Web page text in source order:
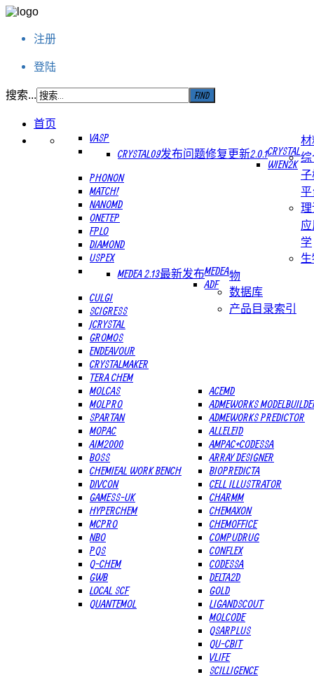
注册
登陆
搜索...
首页
材
VASP
CRYSTAL
CRYSTAL09发布问题修复更新2.0.1
WIEN2K
PHONON
MATCH!
NANOMD
ONETEP
FPLO
DIAMOND
USPEX
综
子
平
MEDEA
MEDEA 2.13最新发布
ADF
CULGI
SCIGRESS
JCRYSTAL
GROMOS
ENDEAVOUR
CRYSTALMAKER
TERA CHEM
理
学
MOLCAS
MOLPRO
SPARTAN
MOPAC
AIM2000
BOSS
CHEMIEAL WORK BENCH
DIVCON
GAMESS-UK
HYPERCHEM
MCPRO
NBO
PQS
Q-CHEM
GWB
LOCAL SCF
QUANTEMOL
物
ACEMD
ADMEWORKS
ADMEWORKS PREDICTOR
ALLELEID
AMPAC+CODESSA
ARRAY DESIGNER
BIOPREDICTA
CELL ILLUSTRATOR
CHARMM
CHEMAXON
CHEMOFFICE
COMPUDRUG
CONFLEX
CODESSA
DELTA2D
GOLD
LIGANDSCOUT
MOLCODE
QSARPLUS
QU-CBIT
VLIFE
SCILLIGENCE
数据库
产品目录索引